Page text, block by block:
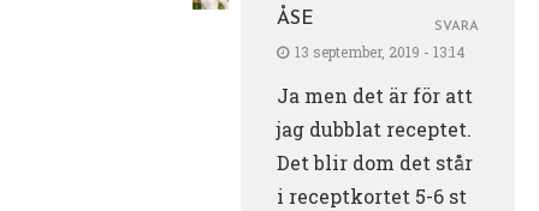
ÅSE
13 september, 2019 - 13:14
Ja men det är för att
jag dubblat receptet.
Det blir dom det står
i receptkortet 5-6 st
SVARA